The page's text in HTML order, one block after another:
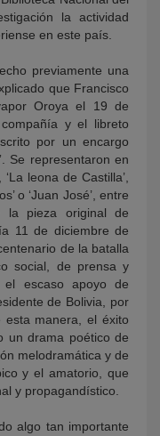
la actividad
en este país.
previamente una
que Francisco
Oroya el 19 de
y el libreto
por un encargo
Se representaron en
leona de Castilla’,
o ‘Juan José’, entre
pieza original de
11 de diciembre de
de la batalla
social, de prensa y
el escaso apoyo de
de Bolivia, por
esta manera, el éxito
un drama poético de
melodramática y de
y el amatorio, que
y propagandístico.
algo tan importante